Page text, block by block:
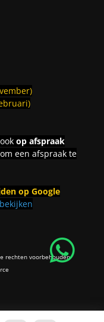
op afspraak
een afspraak te
op Google
rechten voorbehouden